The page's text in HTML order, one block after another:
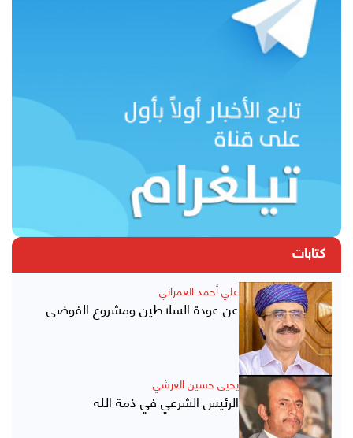
كتابات
علي أحمد العمراني
عن عودة السلاطين ومشروع الفوضى
يحيى حسين العرشي
الرئيس الشرعي في ذمة الله